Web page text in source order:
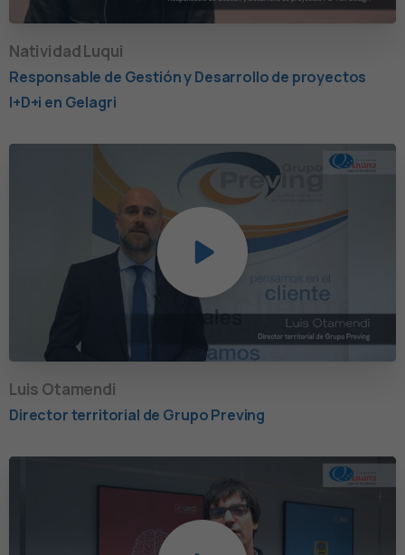
Natividad Luqui
Responsable de Gestión y Desarrollo de proyectos
I+D+i en Gelagri
Luis Otamendi
Director territorial de Grupo Preving